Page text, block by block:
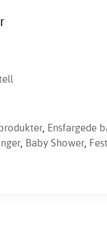
, Ensfargede
, Baby Shower,